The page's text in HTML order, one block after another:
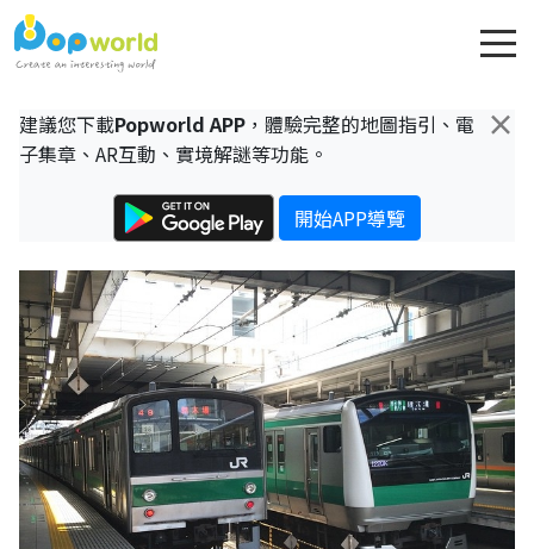
×
建議您下載Popworld APP ，體驗完整的地圖指引、電
子集章、AR互動、實境解謎等功能。
開始APP導覽